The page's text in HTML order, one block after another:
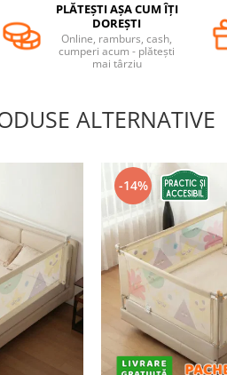
PLĂTEȘTI AȘA CUM ÎȚI
DOREȘTI
Online, ramburs, cash,
cumperi acum - plătești
mai târziu
ALTERNATIVE
-14%